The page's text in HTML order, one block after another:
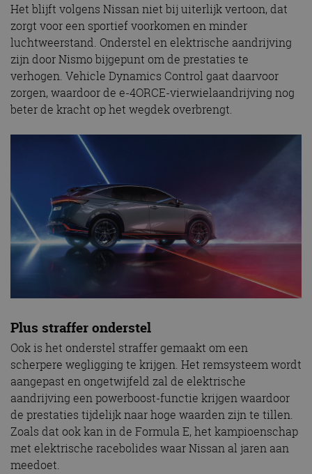
Het blijft volgens Nissan niet bij uiterlijk vertoon, dat
zorgt voor een sportief voorkomen en minder
luchtweerstand. Onderstel en elektrische aandrijving
zijn door Nismo bijgepunt om de prestaties te
verhogen. Vehicle Dynamics Control gaat daarvoor
zorgen, waardoor de e-4ORCE-vierwielaandrijving nog
beter de kracht op het wegdek overbrengt.
Plus straffer onderstel
Ook is het onderstel straffer gemaakt om een
scherpere wegligging te krijgen. Het remsysteem wordt
aangepast en ongetwijfeld zal de elektrische
aandrijving een powerboost-functie krijgen waardoor
de prestaties tijdelijk naar hoge waarden zijn te tillen.
Zoals dat ook kan in de Formula E, het kampioenschap
met elektrische racebolides waar Nissan al jaren aan
meedoet.